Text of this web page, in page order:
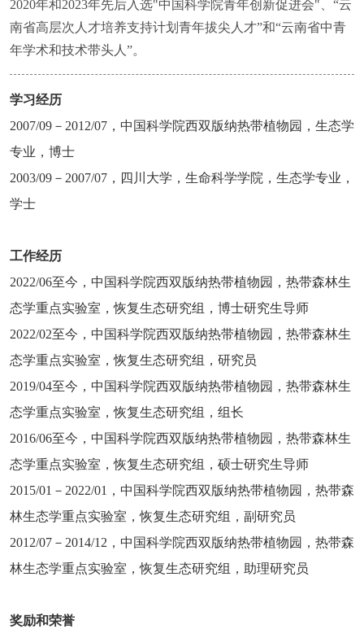
2020年和2023年先后入选"中国科学院青年创新促进会"、“云
南省高层次人才培养支持计划青年拔尖人才”和“云南省中青
年学术和技术带头人”。
学习经历
2007/09 － 2012/07 ，中国科学院西双版纳热带植物园，生态学
专业，博士
2003/09 － 2007/07 ，四川大学，生命科学学院，生态学专业，
学士
工作经历
2022/06至今，中国科学院西双版纳热带植物园，热带森林生
态学重点实验室，恢复生态研究组，博士研究生导师
2022/02至今，中国科学院西双版纳热带植物园，热带森林生
态学重点实验室，恢复生态研究组，研究员
2019/04至今，中国科学院西双版纳热带植物园，热带森林生
态学重点实验室，恢复生态研究组，组长
2016/06至今，中国科学院西双版纳热带植物园，热带森林生
态学重点实验室，恢复生态研究组，硕士研究生导师
2015/01 － 2022/01 ，中国科学院西双版纳热带植物园，热带森
林生态学重点实验室，恢复生态研究组，副研究员
2012/07 － 2014/12 ，中国科学院西双版纳热带植物园，热带森
林生态学重点实验室，恢复生态研究组，助理研究员
奖励和荣誉